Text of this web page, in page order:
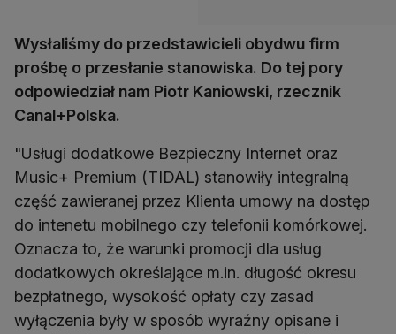
Wysłaliśmy do przedstawicieli obydwu firm
prośbę o przesłanie stanowiska. Do tej pory
odpowiedział nam Piotr Kaniowski, rzecznik
Canal+Polska.
"Usługi dodatkowe Bezpieczny Internet oraz
Music+ Premium (TIDAL) stanowiły integralną
część zawieranej przez Klienta umowy na dostęp
do intenetu mobilnego czy telefonii komórkowej.
Oznacza to, że warunki promocji dla usług
dodatkowych określające m.in. długość okresu
bezpłatnego, wysokość opłaty czy zasad
wyłączenia były w sposób wyraźny opisane i